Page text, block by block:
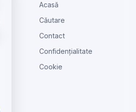
Acasă
Căutare
Contact
Confidențialitate
Cookie